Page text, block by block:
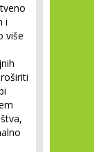
i
više